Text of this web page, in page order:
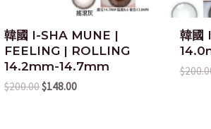
韓國 I-SHA MUNE |
FEELING | ROLLING
14.2mm-14.7mm
$200.00$148.00
韓國
$